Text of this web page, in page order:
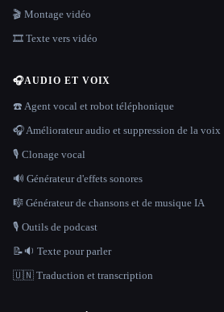
🎬 Montage vidéo
🎞️ Texte vers vidéo
🎧AUDIO ET VOIX
☎️ Agent vocal et robot téléphonique
🎧 Améliorateur audio et suppression de la voix
🎙️ Clonage vocal
🔊 Générateur d'effets sonores
🎼 Générateur de chansons et de musique IA
🎙️ Outils de podcast
📝🔉 Texte pour parler
🇺🇳 Traduction et transcription